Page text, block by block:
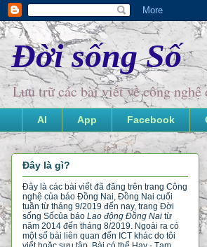
Đời sống Số
Lưu trữ các bài viết về công
AI App Facebook
Đây là gì?
Đây là các bài viết đã đăng trên trang Công
nghệ của báo Đồng Nai, Đồng Nai cuối
tuần từ tháng 9/2019 đến nay, trang Đời
sống Sốcủa báo Lao động Đồng Nai từ
năm 2014 đến tháng 8/2019. Ngoài ra có
một số bài liên quan đến ICT khác do tôi